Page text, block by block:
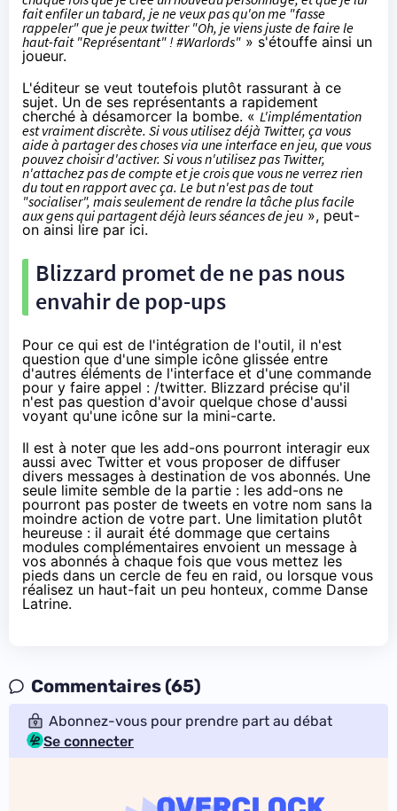
fait enfiler un tabard, je ne veux pas qu'on me "fasse
rappeler" que je peux twitter "Oh, je viens juste de faire le
haut-fait "Représentant" ! #Warlords" » s'étouffe ainsi un
joueur.
L'éditeur se veut toutefois plutôt rassurant à ce
sujet. Un de ses représentants a rapidement
cherché à désamorcer la bombe. «L'implémentation
est vraiment discrète. Si vous utilisez déjà Twitter, ça vous
aide à partager des choses via une interface en jeu, que vous
pouvez choisir d'activer. Si vous n'utilisez pas Twitter,
n'attachez pas de compte et je crois que vous ne verrez rien
du tout en rapport avec ça. Le but n'est pas de tout
"socialiser", mais seulement de rendre la tâcheplus facile
aux gens qui partagent déjà leurs séances de jeu », peut-
on ainsi lire par ici.
Blizzard promet de ne pas nous
envahir de pop-ups
Pour ce qui est de l'intégration de l'outil, il n'est
question que d'une simple icône glissée entre
d'autres éléments de l'interface et d'une commande
pour y faire appel : /twitter. Blizzard précise qu'il
n'est pas question d'avoir quelque chose d'aussi
voyant qu'une icône sur la mini-carte.
Il est à noter que les add-ons pourront interagir eux
aussi avec Twitter et vous proposer de diffuser
divers messages à destination de vos abonnés. Une
seule limite semble de la partie : les add-ons ne
pourront pas poster de tweets en votre nom sans la
moindre action de votre part. Une limitation plutôt
heureuse : il aurait été dommage que certains
modules complémentaires envoient un message à
vos abonnés à chaque fois que vous mettez les
pieds dans un cercle de feu en raid, ou lorsque vous
réalisez un haut-fait un peu honteux, comme Danse
Latrine.
Commentaires (65)
Abonnez-vous pour prendre part au débat
Se connecter